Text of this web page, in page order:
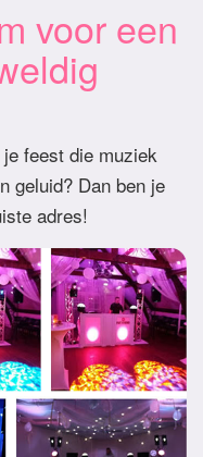
voor een
feest die muziek
geluid? Dan ben je
adres!